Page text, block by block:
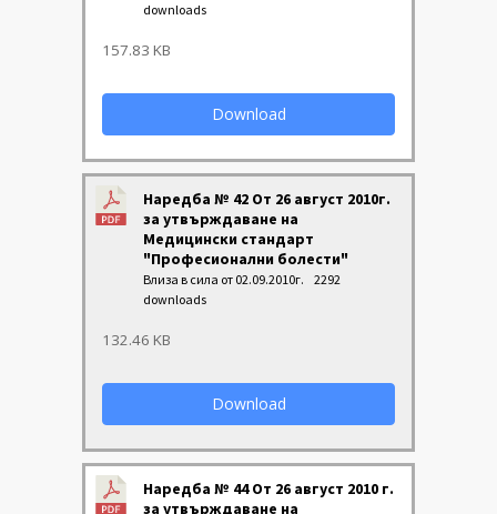
downloads
157.83 KB
Download
Наредба № 42 От 26 август 2010г.
за утвърждаване на
Медицински стандарт
"Професионални болести"
Влиза в сила от 02.09.2010г.
2292
downloads
132.46 KB
Download
Наредба № 44 От 26 август 2010 г.
за утвърждаване на